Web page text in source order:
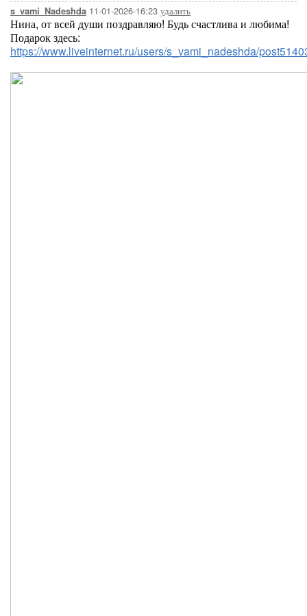
s_vami_Nadeshda 11-01-2026-16:23 удалить
Нина, от всей души поздравляю! Будь счастлива и любима!
Подарок здесь:
https://www.liveinternet.ru/users/s_vami_nadeshda/